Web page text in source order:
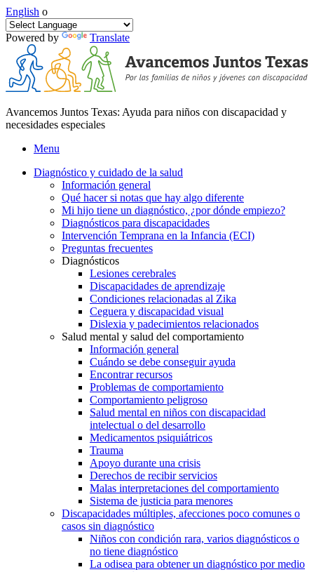
English o
Powered by Translate
Avancemos Juntos Texas: Ayuda para niños con discapacidad y
necesidades especiales
Menu
Diagnóstico y cuidado de la salud
Información general
Qué hacer si notas que hay algo diferente
Mi hijo tiene un diagnóstico, ¿por dónde empiezo?
Diagnósticos para discapacidades
Intervención Temprana en la Infancia (ECI)
Preguntas frecuentes
Diagnósticos
Lesiones cerebrales
Discapacidades de aprendizaje
Condiciones relacionadas al Zika
Ceguera y discapacidad visual
Dislexia y padecimientos relacionados
Salud mental y salud del comportamiento
Información general
Cuándo se debe conseguir ayuda
Encontrar recursos
Problemas de comportamiento
Comportamiento peligroso
Salud mental en niños con discapacidad
intelectual o del desarrollo
Medicamentos psiquiátricos
Trauma
Apoyo durante una crisis
Derechos de recibir servicios
Malas interpretaciones del comportamiento
Sistema de justicia para menores
Discapacidades múltiples, afecciones poco comunes o
casos sin diagnóstico
Niños con condición rara, varios diagnósticos o
no tiene diagnóstico
La odisea para obtener un diagnóstico por medio